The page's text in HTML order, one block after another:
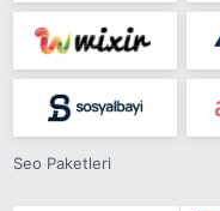
Seo Paketleri